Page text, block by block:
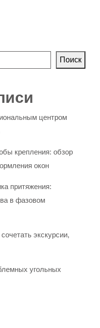
Поиск
центром
крепления: обзор
окон
притяжения:
в фазовом
экскурсии,
угольных